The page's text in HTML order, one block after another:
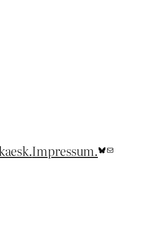
Impressum.Bluesky
E-Mail